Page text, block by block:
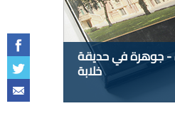
- جوهرة في حديقة
خلابة